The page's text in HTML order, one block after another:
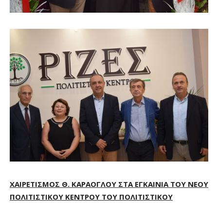
ΧΑΙΡΕΤΙΣΜΟΣ Θ. ΚΑΡΑΟΓΛΟΥ ΣΤΑ ΕΓΚΑΙΝΙΑ ΤΟΥ ΝΕΟΥ
ΠΟΛΙΤΙΣΤΙΚΟΥ ΚΕΝΤΡΟΥ ΤΟΥ ΠΟΛΙΤΙΣΤΙΚΟΥ